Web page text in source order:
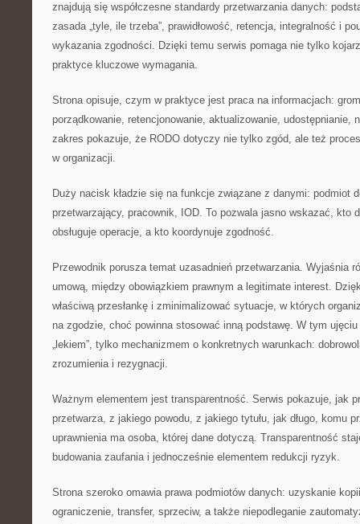
znajdują się współczesne standardy przetwarzania danych:
zasada „tyle, ile trzeba”, prawidłowość, retencja, integralność i
wykazania zgodności. Dzięki temu serwis pomaga nie tylko
praktyce kluczowe wymagania.
Strona opisuje, czym w praktyce jest praca na informacjach:
porządkowanie, retencjonowanie, aktualizowanie, udostępnianie,
zakres pokazuje, że RODO dotyczy nie tylko zgód, ale też
w organizacji.
Duży nacisk kładzie się na funkcje związane z danymi: podmiot
przetwarzający, pracownik, IOD. To pozwala jasno wskazać, kto
obsługuje operacje, a kto koordynuje zgodność.
Przewodnik porusza temat uzasadnień przetwarzania. Wyjaśnia
umową, między obowiązkiem prawnym a legitimate interest.
właściwą przesłankę i zminimalizować sytuacje, w których
na zgodzie, choć powinna stosować inną podstawę. W tym
„lekiem”, tylko mechanizmem o konkretnych warunkach:
zrozumienia i rezygnacji.
Ważnym elementem jest transparentność. Serwis pokazuje, jak
przetwarza, z jakiego powodu, z jakiego tytułu, jak długo, komu
uprawnienia ma osoba, której dane dotyczą. Transparentność
budowania zaufania i jednocześnie elementem redukcji ryzyk.
Strona szeroko omawia prawa podmiotów danych: uzyskanie
ograniczenie, transfer, sprzeciw, a także niepodleganie